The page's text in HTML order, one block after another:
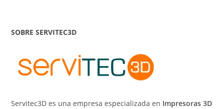
SOBRE SERVITEC3D
Servitec3D es una empresa especializada en Impresoras 3D